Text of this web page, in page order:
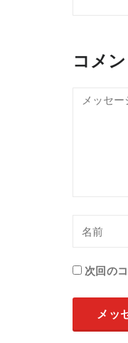
コメ
次回の